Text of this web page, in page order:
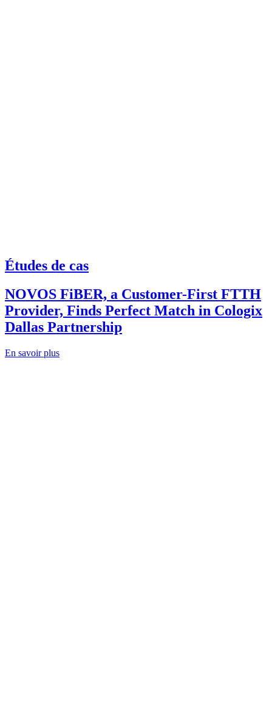
Études de cas
NOVOS FiBER, a Customer-First FTTH
Provider, Finds Perfect Match in Cologix
Dallas Partnership
En savoir plus